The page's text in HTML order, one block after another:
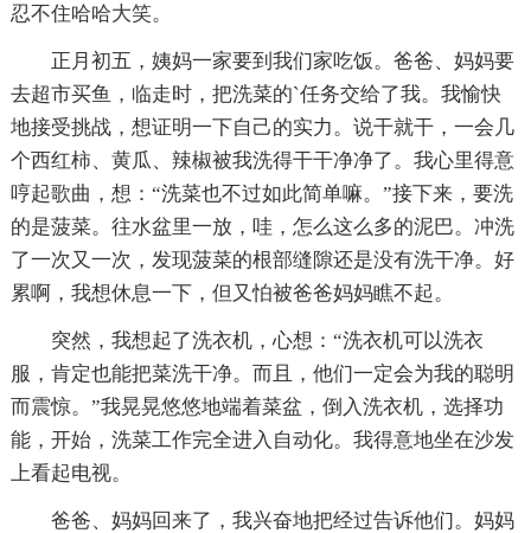
忍不住哈哈大笑。
正月初五，姨妈一家要到我们家吃饭。爸爸、妈妈要
去超市买鱼，临走时，把洗菜的`任务交给了我。我愉快
地接受挑战，想证明一下自己的实力。说干就干，一会几
个西红柿、黄瓜、辣椒被我洗得干干净净了。我心里得意
哼起歌曲，想：“洗菜也不过如此简单嘛。”接下来，要洗
的是菠菜。往水盆里一放，哇，怎么这么多的泥巴。冲洗
了一次又一次，发现菠菜的根部缝隙还是没有洗干净。好
累啊，我想休息一下，但又怕被爸爸妈妈瞧不起。
突然，我想起了洗衣机，心想：“洗衣机可以洗衣
服，肯定也能把菜洗干净。而且，他们一定会为我的聪明
而震惊。”我晃晃悠悠地端着菜盆，倒入洗衣机，选择功
能，开始，洗菜工作完全进入自动化。我得意地坐在沙发
上看起电视。
爸爸、妈妈回来了，我兴奋地把经过告诉他们。妈妈